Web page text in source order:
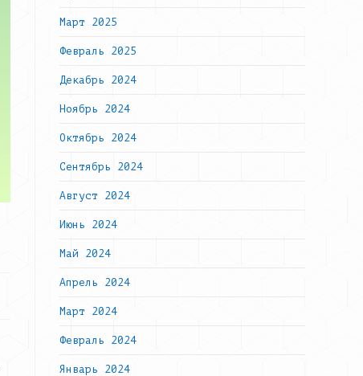
Март 2025
Февраль 2025
Декабрь 2024
Ноябрь 2024
Октябрь 2024
Сентябрь 2024
Август 2024
Июнь 2024
Май 2024
Апрель 2024
Март 2024
Февраль 2024
Январь 2024